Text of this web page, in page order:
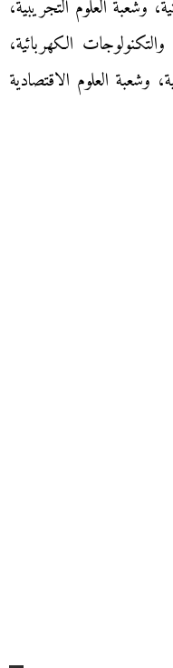
وشعبة العلوم التجريبية،
الكهربائية،
وشعبة العلوم الاقتصادية